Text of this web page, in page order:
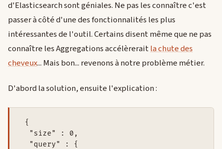
d'Elasticsearch sont géniales. Ne pas les connaître c'est
passer à côté d'une des fonctionnalités les plus
intéressantes de l'outil. Certains disent même que ne pas
connaître les Aggregations accélèreraitla chute des
cheveux... Mais bon... revenons à notre problème métier.
D'abord la solution, ensuite l'explication :
{
  "size" : 0,
  "query" : {